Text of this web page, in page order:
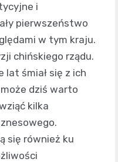
i
pierwszeństwo
w tym kraju.
chińskiego rządu.
lat śmiał się z ich
dziś warto
kilka
się również ku